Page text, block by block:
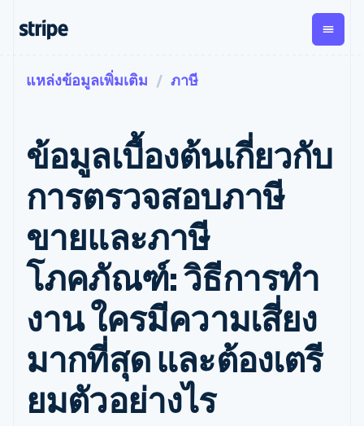
การชำระเงิน
การชำระเงิน
ออนไลน์
Payment links
การชำระเงิน
เขียนโค้ด
Checkout
UI การชำระ
เงินสำเร็จรูป
Elements
องค์ประกอบ UI
ที่ยืดหยุ่น
วิธีการชำระ
เข้าถึงได้
มากกว่า 125
รายการ
Authorization
Boost
ยกระดับการ
รายรับ
รายรับตาม
แบบแผนล่วง
หน้า
Metronome
การเรียกเก็บ
เงินตามการ
ใช้งาน
การชำระเงิน
ตามรอบบิล
การจัดการ
การชำระเงิน
ตามรอบบิล
Invoicing
ครั้งเดียวหรือ
ตามแบบแผน
คิดภาษีการ
ขายและ VAT
อัตโนมัติ
Revenue
Recognition
Global
Payouts
เบิกจ่าย
ตามขั้น
ธุรกิจสตาร์ทอัพ
ตามกรณีใช้งาน
การค้าแบบใช้เอเจนต์
อีคอมเมิร์ซ
บริการทางการเงินที่ผสาน
รวมในตัว
การทำงานอัตโนมัติด้าน
การเงิน
ธุรกิจทั่วโลก
การชำระเงินในแอป
มาร์เก็ตเพลส
การจัดการเงิน
แพลตฟอร์ม
SaaS
เอกสารประกอบ
ข้อมูลอ้างอิงเกี่ยวกับ API
ไลบรารีและ SDK
Stripe Apps
คู่มือ
รับการชำระเงินออนไลน์
ติดตั้งใช้งานการชำระเงิน
สำเร็จรูป
สร้างแพลตฟอร์มหรือ
มาร์เก็ตเพลส
จัดการการชำระเงินตาม
รอบบิล
เสนอการเรียกเก็บเงินตาม
การใช้งาน
ออกบัตรที่มีสเตเบิลคอยน์
รองรับอยู่
เรียนรู้
เรื่องราวจากลูกค้า
คู่มือ
การสนับสนุน
รับการสนับสนุน
แพ็กเกจการสนับสนุนที่ได้
รับการจัดการ
บริการเฉพาะทาง
บริษัท
แผนงานผลิตภัณฑ์
การประชุมประจำปีแบบ
เซสชัน
แหล่งข้อมูลเพิ่มเติม ภาษี
ข้อมูลเบื้องต้นเกี่ยวกับ
การตรวจสอบภาษี
ขายและภาษี
โภคภัณฑ์: วิธีการทํา
งาน ใครมีความเสี่ยง
มากที่สุด และต้องเตรี
ยมตัวอย่างไร